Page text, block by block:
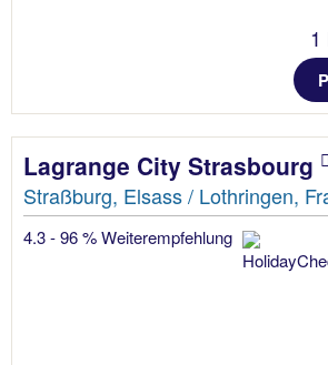
1
Lagrange City Strasbourg
Straßburg, Elsass / Lothringen,
4.3 - 96 % Weiterempfehlung